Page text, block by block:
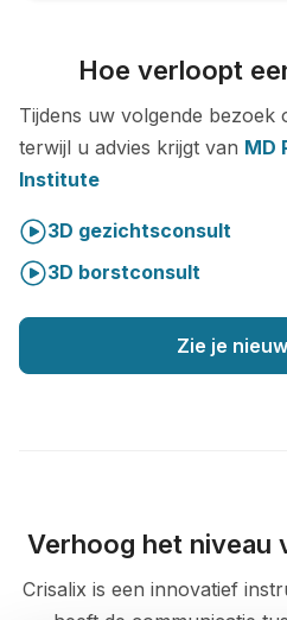
Hoe verloopt
Tijdens uw volgende
terwijl u advies krijgt van MD
Institute
3D gezichtsconsult
3D borstconsult
Zie je
Verhoog het niveau
Crisalix is een innovatief